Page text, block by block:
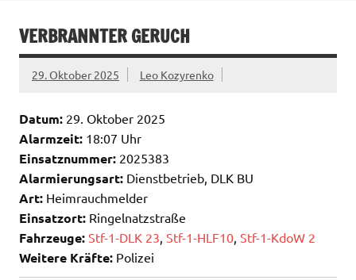
VERBRANNTER GERUCH
29. Oktober 2025 Leo Kozyrenko
Datum: 29. Oktober 2025
Alarmzeit: 18:07 Uhr
Einsatznummer: 2025383
Alarmierungsart: Dienstbetrieb, DLK BU
Art: Heimrauchmelder
Einsatzort: Ringelnatzstraße
Fahrzeuge: Stf-1-DLK 23 Stf-1-HLF10 Stf-1-KdoW 2
Weitere Kräfte: Polizei